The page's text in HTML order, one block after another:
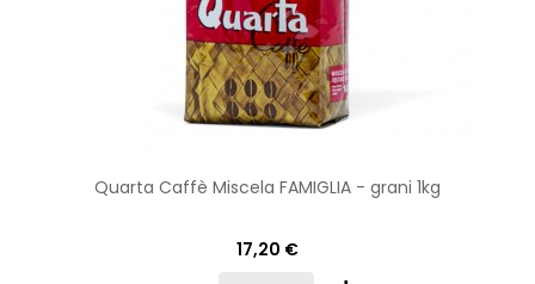
Quarta Caffè Miscela FAMIGLIA - grani 1kg
17,20 €